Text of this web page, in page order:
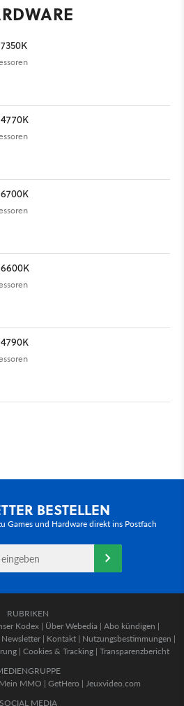
BESTELLEN
Games und Hardware direkt ins Postfach
RUBRIKEN
Kodex | Über Webedia | Abo kündigen |
Newsletter | Kontakt | Nutzungsbestimmungen |
| Cookies & Tracking | Transparenzbericht
Mein MMO | GetHero | Jeuxvideo.com
SOCIAL MEDIA